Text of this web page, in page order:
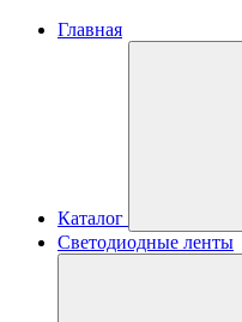
Главная
Каталог
Светодиодные ленты